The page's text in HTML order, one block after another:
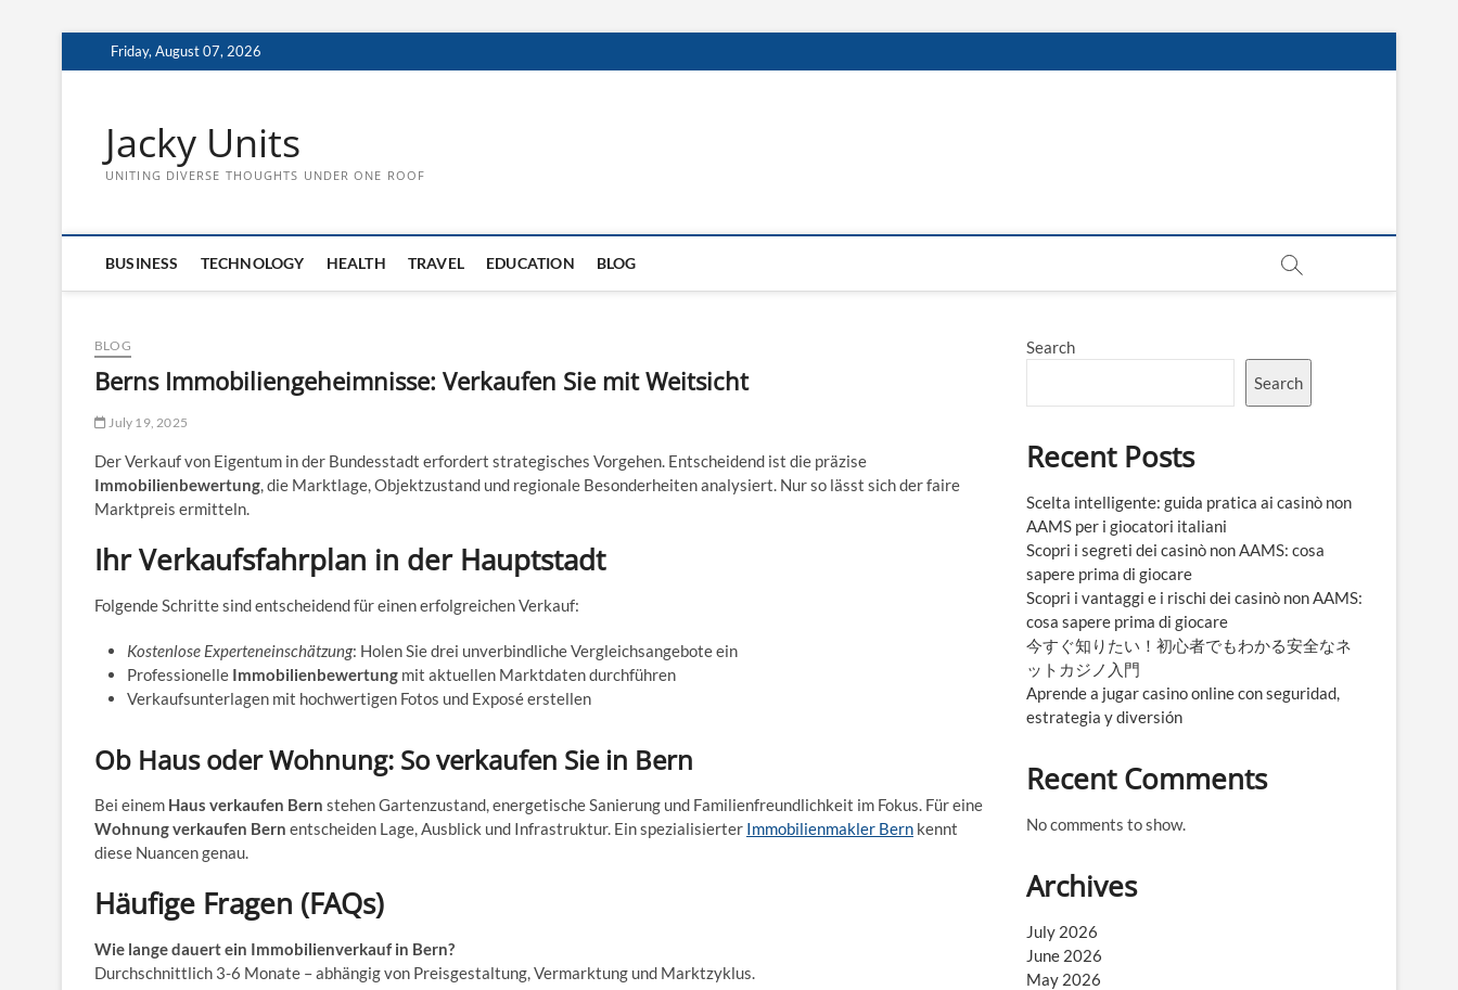
to
Friday, August 07, 2026
Jacky Units
UNITING DIVERSE THOUGHTS UNDER ONE ROOF
BUSINESS TECHNOLOGY HEALTH TRAVEL EDUCATION BLOG
BLOG
Berns Immobiliengeheimnisse: Verkaufen Sie mit Weitsicht
July 19, 2025
Der Verkauf von Eigentum in der Bundesstadt erfordert strategisches Vorgehen. Entscheidend ist die präzise
Immobilienbewertung, die Marktlage, Objektzustand und regionale Besonderheiten analysiert. Nur so lässt sich der faire
Marktpreis ermitteln.
Ihr Verkaufsfahrplan in der Hauptstadt
Folgende Schritte sind entscheidend für einen erfolgreichen Verkauf:
Kostenlose Experteneinschätzung: Holen Sie drei unverbindliche Vergleichsangebote ein
Professionelle Immobilienbewertung mit aktuellen Marktdaten durchführen
Verkaufsunterlagen mit hochwertigen Fotos und Exposé erstellen
Ob Haus oder Wohnung: So verkaufen Sie in Bern
Bei einem Haus verkaufen Bern stehen Gartenzustand, energetische Sanierung und Familienfreundlichkeit im Fokus. Für eine
Wohnung verkaufen Bern entscheiden Lage, Ausblick und Infrastruktur. Ein spezialisierter Immobilienmakler Bern kennt
diese Nuancen genau.
Häufige Fragen (FAQs)
Wie lange dauert ein Immobilienverkauf in Bern?
Durchschnittlich 3-6 Monate – abhängig von Preisgestaltung, Vermarktung und Marktzyklus.
Search
Search
Recent Posts
Scelta intelligente: guida pratica ai casinò non
AAMS per i giocatori italiani
Scopri i segreti dei casinò non AAMS: cosa
sapere prima di giocare
Scopri i vantaggi e i rischi dei casinò non AAMS:
cosa sapere prima di giocare
今すぐ知りたい！初心者でもわかる安全なネ
ットカジノ入門
Aprende a jugar casino online con seguridad,
estrategia y diversión
Recent Comments
No comments to show.
Archives
July 2026
June 2026
May 2026